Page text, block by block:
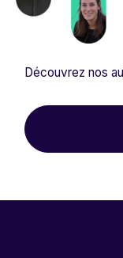
Découvrez nos